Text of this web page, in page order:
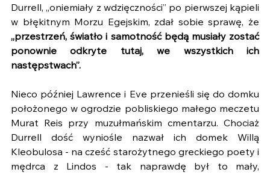
Durrell, „oniemiały z wdzięczności” po pierwszej kąpieli
„przestrzeń, światło i samotność będą musiały zostać
ponownie odkryte tutaj, we wszystkich ich
następstwach”.
Nieco później Lawrence i Eve przenieśli się do domku
położonego w ogrodzie pobliskiego małego meczetu
Murat Reis przy muzułmańskim cmentarzu. Chociaż
Durrell dość wyniośle nazwał ich domek Willą
Kleobulosa - na cześć starożytnego greckiego poety i
mędrca z Lindos - tak naprawdę był to mały,